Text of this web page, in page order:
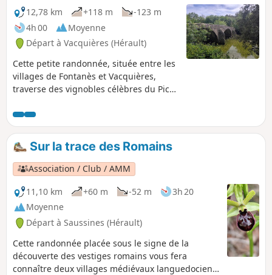
12,78 km
+118 m
-123 m
4h 00
Moyenne
Départ à Vacquières (Hérault)
Cette petite randonnée, située entre les
villages de Fontanès et Vacquières,
traverse des vignobles célèbres du Pic
chênes verts, à la découverte d'une
superbe chapelle classée monument
historique et du Pont des Cammaous
datant du XIe siècle.
Sur la trace des Romains
Association / Club / AMM
11,10 km
+60 m -52 m
3h 20
Moyenne
Départ à Saussines (Hérault)
Cette randonnée placée sous le signe de la
découverte des vestiges romains vous fera
connaître deux villages médiévaux languedociens.